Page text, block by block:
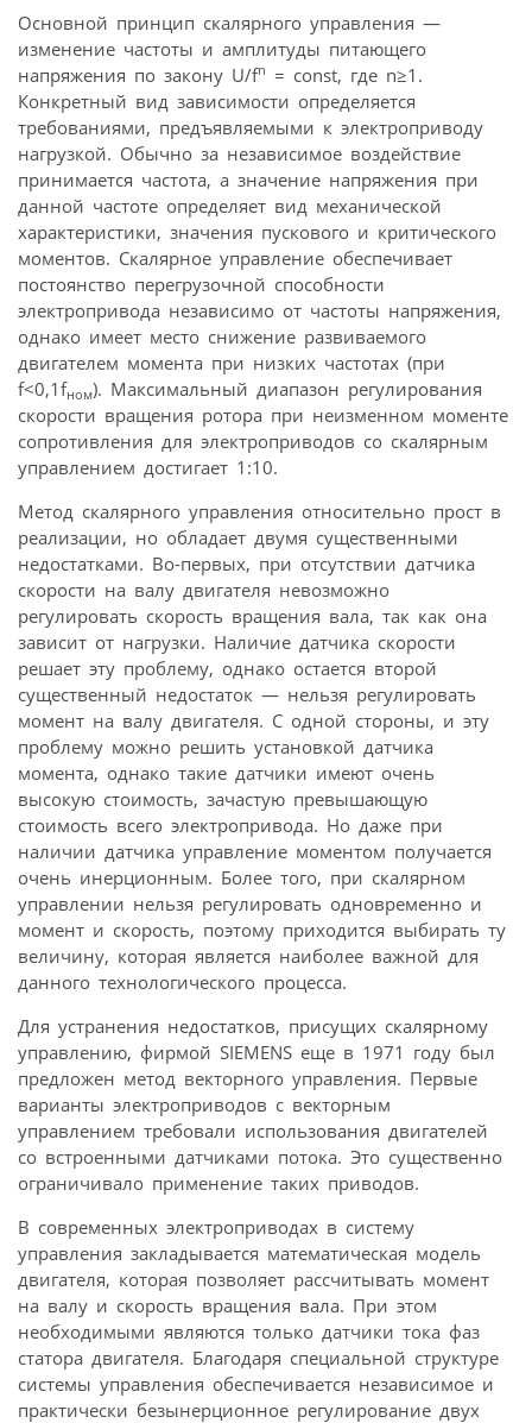
Основной принцип скалярного управления —
изменение частоты и амплитуды питающего
напряжения по закону U/fn = const, где n≥1.
Конкретный вид зависимости определяется
требованиями, предъявляемыми к электроприводу
нагрузкой. Обычно за независимое воздействие
принимается частота, а значение напряжения при
данной частоте определяет вид механической
характеристики, значения пускового и критического
моментов. Скалярное управление обеспечивает
постоянство перегрузочной способности
электропривода независимо от частоты напряжения,
однако имеет место снижение развиваемого
двигателем момента при низких частотах (при
f<0,1fном). Максимальный диапазон регулирования
скорости вращения ротора при неизменном моменте
сопротивления для электроприводов со скалярным
управлением достигает 1:10.
Метод скалярного управления относительно прост в
реализации, но обладает двумя существенными
недостатками. Во-первых, при отсутствии датчика
скорости на валу двигателя невозможно
регулировать скорость вращения вала, так как она
зависит от нагрузки. Наличие датчика скорости
решает эту проблему, однако остается второй
существенный недостаток — нельзя регулировать
момент на валу двигателя. С одной стороны, и эту
проблему можно решить установкой датчика
момента, однако такие датчики имеют очень
высокую стоимость, зачастую превышающую
стоимость всего электропривода. Но даже при
наличии датчика управление моментом получается
очень инерционным. Более того, при скалярном
управлении нельзя регулировать одновременно и
момент и скорость, поэтому приходится выбирать ту
величину, которая является наиболее важной для
данного технологического процесса.
Для устранения недостатков, присущих скалярному
управлению, фирмой SIEMENS еще в 1971 году был
предложен метод векторного управления. Первые
варианты электроприводов с векторным
управлением требовали использования двигателей
со встроенными датчиками потока. Это существенно
ограничивало применение таких приводов.
В современных электроприводах в систему
управления закладывается математическая модель
двигателя, которая позволяет рассчитывать момент
на валу и скорость вращения вала. При этом
необходимыми являются только датчики тока фаз
статора двигателя. Благодаря специальной структуре
системы управления обеспечивается независимое и
практически безынерционное регулирование двух